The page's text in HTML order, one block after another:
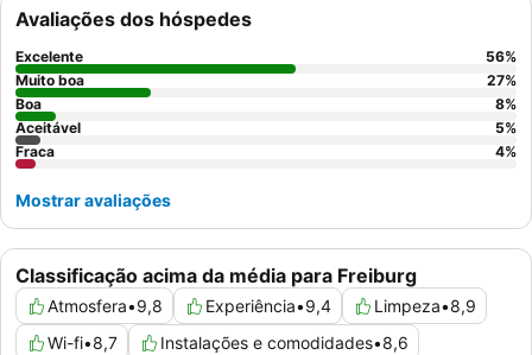
e prestabilidade excecionais, e o
recebe grandes elogios pela sua seleção vasta e variada. Para
uma experiência mais tranquila, os hóspedes devem solicitar um
quarto com isolamento acústico melhorado, particularmente
eficaz contra o ruído do comboio.
Classificação acima da média para Freiburg
Atmosfera•9,8 Experiência•9,4 Limpeza•8,9
Wi-fi•8,7 Instalações e comodidades•8,6
Avaliações dos hóspedes
Excelente 56%
Muito boa
27%
Boa
8%
Aceitável
5%
Fraca
4%
Mostrar avaliações